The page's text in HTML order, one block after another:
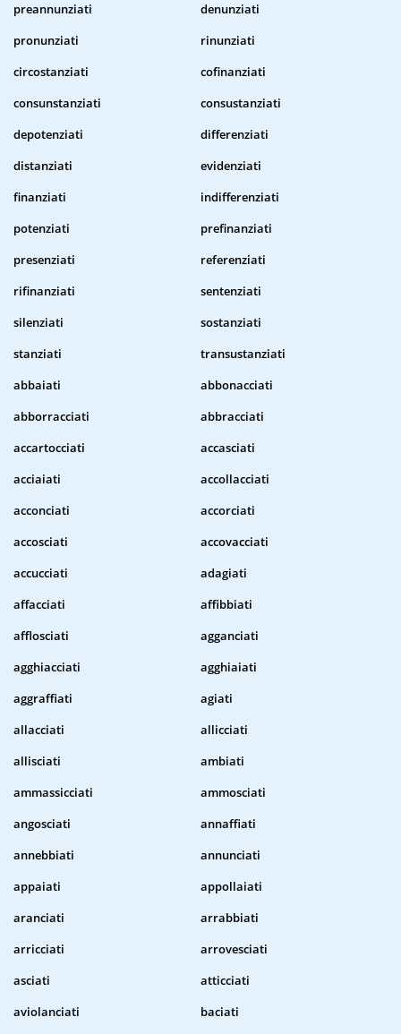
preannunziati
denunziati
pronunziati
rinunziati
circostanziati
cofinanziati
consunstanziati
consustanziati
depotenziati
differenziati
distanziati
evidenziati
finanziati
indifferenziati
potenziati
prefinanziati
presenziati
referenziati
rifinanziati
sentenziati
silenziati
sostanziati
stanziati
transustanziati
abbaiati
abbonacciati
abborracciati
abbracciati
accartocciati
accasciati
acciaiati
accollacciati
acconciati
accorciati
accosciati
accovacciati
accucciati
adagiati
affacciati
affibbiati
afflosciati
agganciati
agghiacciati
agghiaiati
aggraffiati
agiati
allacciati
allicciati
allisciati
ambiati
ammassicciati
ammosciati
angosciati
annaffiati
annebbiati
annunciati
appaiati
appollaiati
aranciati
arrabbiati
arricciati
arrovesciati
asciati
atticciati
aviolanciati
baciati